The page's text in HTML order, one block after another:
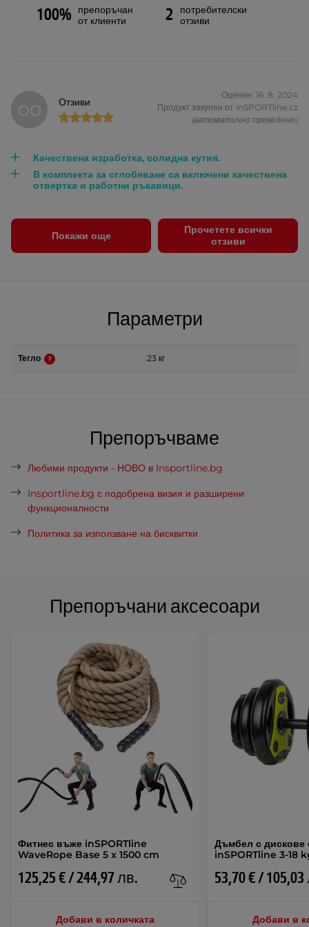
Препоръчани аксесоари
Фитнес въже inSPORTline
WaveRope Base 5 x 1500 cm
125,25 € / 244,97 лв.
Добави в количката
Дъмбел с дискове
inSPORTline 3-18
53,70 € /
Добави в
100%
препоръчан
от клиенти
2
потребителски
отзиви
ОО Отзиви
Оценен: 16. 8. 2024
Продукт закупен от inSPORTline.cz
(автоматично преведено)
Качествена изработка, солидна кутия.
В комплекта за сглобяване са включени качествена
отвертка и работни ръкавици.
Покажи още
Прочетете всички
отзиви
Параметри
Тегло 23 кг
Препоръчваме
Любими продукти - НОВО в Insportline.bg
Insportline.bg с подобрена визия и разширени
функционалности
Политика за използване на бисквитки